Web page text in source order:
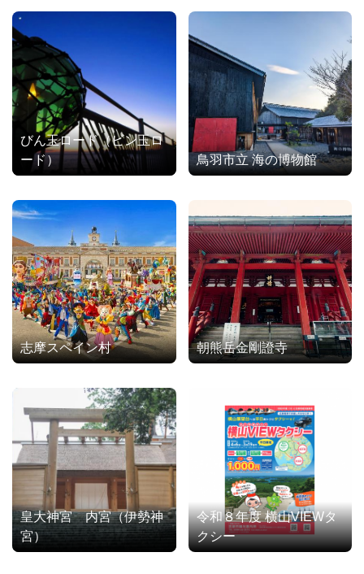
びん玉ロード（ビン玉ロ
ード）
鳥羽市立 海の博物館
志摩スペイン村 朝熊岳金剛證寺
皇大神宮 内宮（伊勢神
宮）
令和８年度 横山VIEWタ
クシー